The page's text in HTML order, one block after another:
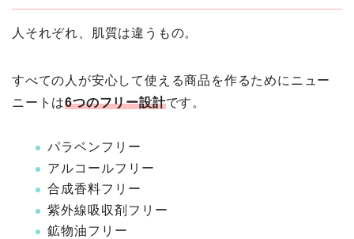
人それぞれ、肌質は違うもの。
すべての人が安心して使える商品を作るためにニュー
ニートは6つのフリー設計です。
パラベンフリー
アルコールフリー
合成香料フリー
紫外線吸収剤フリー
鉱物油フリー